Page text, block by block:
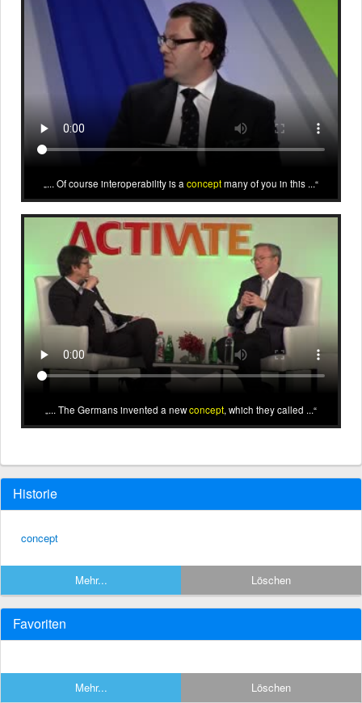
... Of course interoperability is a conceptmany of you in this ...
... The Germans invented a newconcept, which they called ...
Historie
concept
Mehr... Löschen
Favoriten
Mehr... Löschen